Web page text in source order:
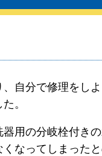
自分で修理をし
。
用の分岐栓付き
なってしまったと